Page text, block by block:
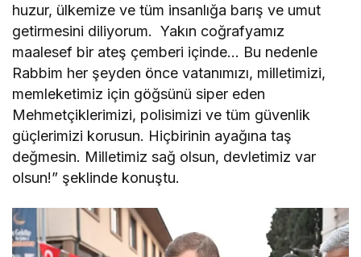
huzur, ülkemize ve tüm insanlığa barış ve umut
getirmesini diliyorum. Yakın coğrafyamız
maalesef bir ateş çemberi içinde… Bu nedenle
Rabbim her şeyden önce vatanımızı, milletimizi,
memleketimiz için göğsünü siper eden
Mehmetçiklerimizi, polisimizi ve tüm güvenlik
güçlerimizi korusun. Hiçbirinin ayağına taş
değmesin. Milletimiz sağ olsun, devletimiz var
olsun!” şeklinde konuştu.